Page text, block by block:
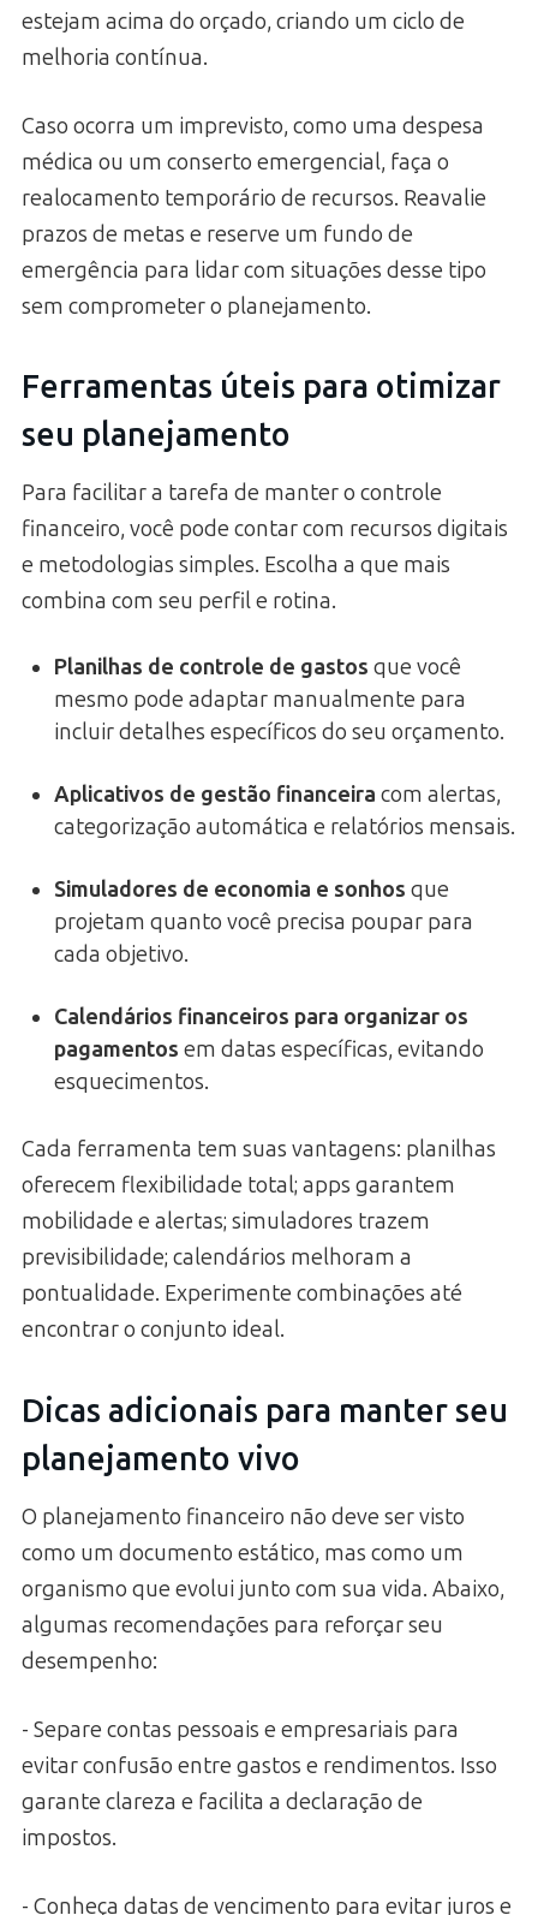
estejam acima do orçado, criando um ciclo de
melhoria contínua.
Caso ocorra um imprevisto, como uma despesa
médica ou um conserto emergencial, faça o
realocamento temporário de recursos. Reavalie
prazos de metas e reserve um fundo de
emergência para lidar com situações desse tipo
sem comprometer o planejamento.
Ferramentas úteis para otimizar
seu planejamento
Para facilitar a tarefa de manter o controle
financeiro, você pode contar com recursos digitais
e metodologias simples. Escolha a que mais
combina com seu perfil e rotina.
Planilhas de controle de gastos que você
mesmo pode adaptar manualmente para
incluir detalhes específicos do seu orçamento.
Aplicativos de gestão financeira com alertas,
categorização automática e relatórios mensais.
Simuladores de economia e sonhos que
projetam quanto você precisa poupar para
cada objetivo.
Calendários financeiros para organizar os
pagamentos em datas específicas, evitando
esquecimentos.
Cada ferramenta tem suas vantagens: planilhas
oferecem flexibilidade total; apps garantem
mobilidade e alertas; simuladores trazem
previsibilidade; calendários melhoram a
pontualidade. Experimente combinações até
encontrar o conjunto ideal.
Dicas adicionais para manter seu
planejamento vivo
O planejamento financeiro não deve ser visto
como um documento estático, mas como um
organismo que evolui junto com sua vida. Abaixo,
algumas recomendações para reforçar seu
desempenho:
- Separe contas pessoais e empresariais para
evitar confusão entre gastos e rendimentos. Isso
garante clareza e facilita a declaração de
impostos.
- Conheça datas de vencimento para evitar juros e